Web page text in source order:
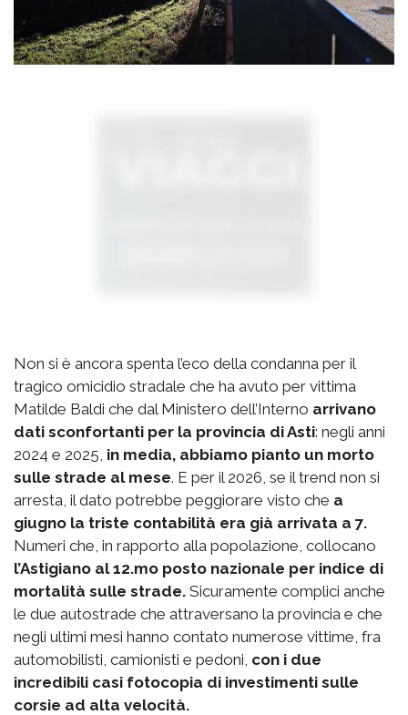
Non si è ancora spenta l’eco della condanna per il
tragico omicidio stradale che ha avuto per vittima
Matilde Baldi che dal Ministero dell’Interno arrivano
dati sconfortanti per la provincia di Asti: negli anni
2024 e 2025, in media, abbiamo pianto un morto
sulle strade al mese. E per il 2026, se il trend non si
arresta, il dato potrebbe peggiorare visto che a
giugno la triste contabilità era già arrivata a 7.
Numeri che, in rapporto alla popolazione, collocano
l’Astigiano al 12.mo posto nazionale per indice di
mortalità sulle strade. Sicuramente complici anche
le due autostrade che attraversano la provincia e che
negli ultimi mesi hanno contato numerose vittime, fra
automobilisti, camionisti e pedoni, con i due
incredibili casi fotocopia di investimenti sulle
corsie ad alta velocità.